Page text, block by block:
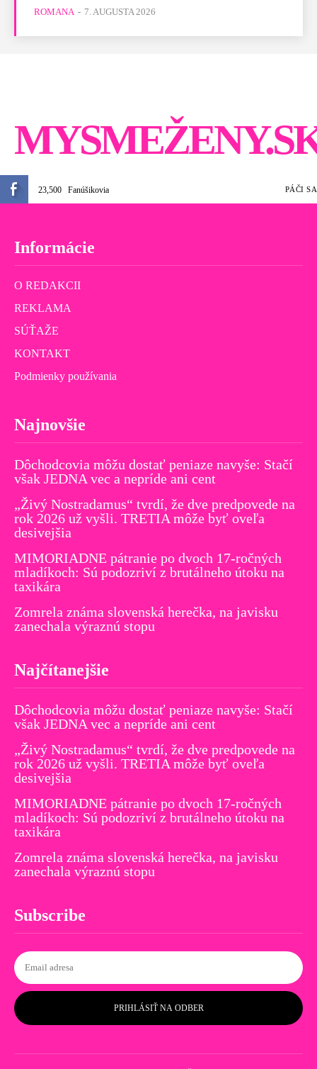
ROMANA - 7. AUGUSTA 2026
23,500 Fanúšikovia PÁČI SA
Informácie
O REDAKCII
REKLAMA
SÚŤAŽE
KONTAKT
Podmienky používania
Najnovšie
Dôchodcovia môžu dostať peniaze navyše: Stačí
však JEDNA vec a nepríde ani cent
„Živý Nostradamus“ tvrdí, že dve predpovede na
rok 2026 už vyšli. TRETIA môže byť oveľa
desivejšia
MIMORIADNE pátranie po dvoch 17-ročných
mladíkoch: Sú podozriví z brutálneho útoku na
taxikára
Zomrela známa slovenská herečka, na javisku
zanechala výraznú stopu
Najčítanejšie
Dôchodcovia môžu dostať peniaze navyše: Stačí
však JEDNA vec a nepríde ani cent
„Živý Nostradamus“ tvrdí, že dve predpovede na
rok 2026 už vyšli. TRETIA môže byť oveľa
desivejšia
MIMORIADNE pátranie po dvoch 17-ročných
mladíkoch: Sú podozriví z brutálneho útoku na
taxikára
Zomrela známa slovenská herečka, na javisku
zanechala výraznú stopu
Subscribe
PRIHLÁSIŤ NA ODBER